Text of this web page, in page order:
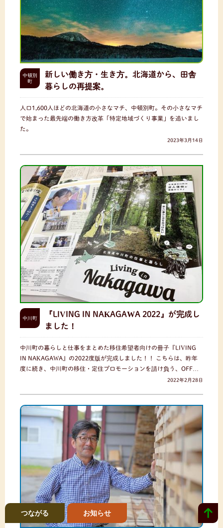
中頓別
町
新しい働き方・生き方。北海道から、田舎
暮らしの再提案。
人口1,600人ほどの北海道の小さなマチ、中頓別町。その小さなマチ
で始まった最先端の働き方改革「特定地域づくり事業」を追いまし
た。
2023年3月14日
中川町
『LIVING IN NAKAGAWA 2022』が完成し
ました！
中川町の暮らしと仕事をまとめた移住希望者向けの冊子『LIVING
IN NAKAGAWA』の2022度版が完成しました！！ こちらは、昨年
度に続き、中川町の移住・定住プロモーションを請け負う、OFF…
2022年2月28日
つながる お知らせ